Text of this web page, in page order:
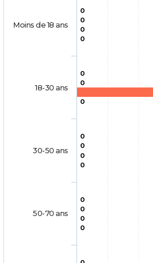
0
0
0
0
0
0
0
0
0
0
0
0
0
0
0
Moins de 18 ans
18-30 ans
30-50 ans
50-70 ans